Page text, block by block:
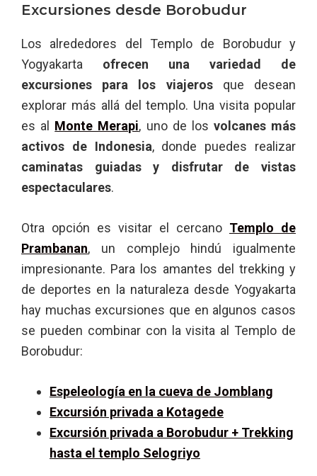
Excursiones desde Borobudur
Los alrededores del Templo de Borobudur y
Yogyakarta ofrecen una variedad de
excursiones para los viajerosque desean
explorar más allá del templo. Una visita popular
es al Monte Merapi, uno de los volcanes más
activos de Indonesia, donde puedes realizar
caminatas guiadas y disfrutar de vistas
espectaculares.
Otra opción es visitar el cercano Templo de
Prambanan, un complejo hindú igualmente
impresionante. Para los amantes del trekking y
de deportes en la naturaleza desde Yogyakarta
hay muchas excursiones que en algunos casos
se pueden combinar con la visita al Templo de
Borobudur:
Espeleología en la cueva de Jomblang
Excursión privada a Kotagede
Excursión privada a Borobudur + Trekking
hasta el templo Selogriyo